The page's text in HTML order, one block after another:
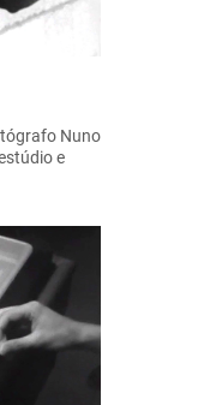
Nuno
e